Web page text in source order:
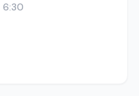
6:30